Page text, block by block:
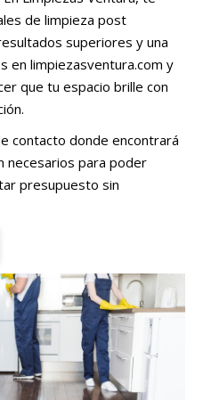
de limpieza post
superiores y una
en limpiezasventura.com y
que tu espacio brille con
contacto donde encontrará
necesarios para poder
presupuesto sin